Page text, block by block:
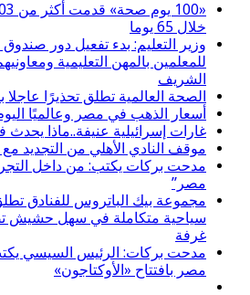
خلال 65 يوما
وزير التعليم: بدء تفعيل دور صندوق
للمعلمين بالمهن التعليمية
الشريف
الصحة العالمية تطلق تحذيرًا
أسعار الذهب في مصر وعالميًا اليوم
غارات إسرائيلية عنيفة..ماذا
موقف النادي الأهلي من التجديد
مدحت بركات يكتب: من داخل
مصر”
غرفة
مدحت بركات: الرئيس السيسي
مصر بافتتاح «الأوكتاجون»